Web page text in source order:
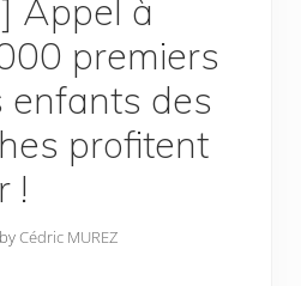
Appel à
premiers
enfants des
profitent
!
Cédric MUREZ